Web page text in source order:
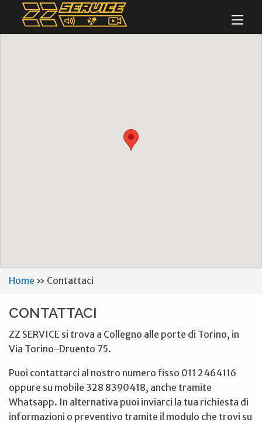
Home » Contattaci
CONTATTACI
ZZ SERVICE si trova a Collegno alle porte di Torino, in
Via Torino-Druento 75.
Puoi contattarci al nostro numero fisso 011 2464116
oppure su mobile 328 8390418, anche tramite
Whatsapp. In alternativa puoi inviarci la tua richiesta di
informazioni o preventivo tramite il modulo che trovi su